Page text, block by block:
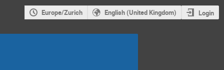
Europe/Zurich English (United Kingdom) Login